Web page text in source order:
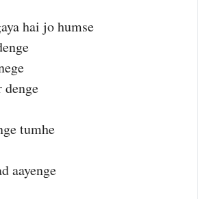
hai jo humse
tumhe
aayenge